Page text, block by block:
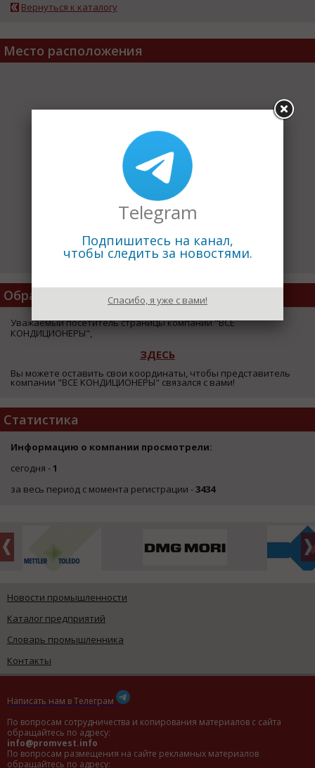
Вернуться к каталогу
Место расположения
Обратная Связь
Уважаемый посетитель страницы компании "ВСЕ
КОНДИЦИОНЕРЫ",
ЗДЕСЬ
Вы можете оставить свои координаты, чтобы представитель
компании "ВСЕ КОНДИЦИОНЕРЫ" связался с вами!
Статистика
Информацию о компании просмотрели:
сегодня -1
за весь период с момента регистрации -3434
Новости промышленности
Каталог предприятий
Словарь промышленника
Контакты
Написать нам в Телеграм
По вопросам сотрудничества и копирования материалов с сайта
обращайтесь по адресу:
info@promvest.info
По вопросам размещения на сайте рекламных материалов
обращайтесь по адресу:
Telegram
Подпишитесь на канал,
чтобы следить за новостями.
Спасибо, я уже с вами!